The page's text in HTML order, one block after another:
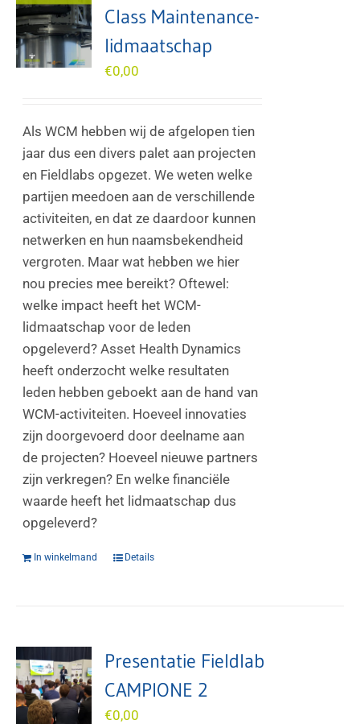
Class Maintenance-
lidmaatschap
€0,00
Als WCM hebben wij de afgelopen tien
jaar dus een divers palet aan projecten
en Fieldlabs opgezet. We weten welke
partijen meedoen aan de verschillende
activiteiten, en dat ze daardoor kunnen
netwerken en hun naamsbekendheid
vergroten. Maar wat hebben we hier
nou precies mee bereikt? Oftewel:
welke impact heeft het WCM-
lidmaatschap voor de leden
opgeleverd? Asset Health Dynamics
heeft onderzocht welke resultaten
leden hebben geboekt aan de hand van
WCM-activiteiten. Hoeveel innovaties
zijn doorgevoerd door deelname aan
de projecten? Hoeveel nieuwe partners
zijn verkregen? En welke financiële
waarde heeft het lidmaatschap dus
opgeleverd?
In winkelmand Details
Presentatie Fieldlab
CAMPIONE 2
€0,00